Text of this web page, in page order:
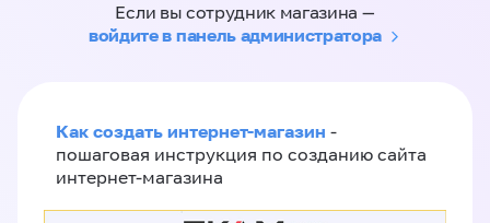
Если вы сотрудник магазина —
войдите в панель администратора
Как создать интернет-магазин -
пошаговая инструкция по созданию сайта
интернет-магазина